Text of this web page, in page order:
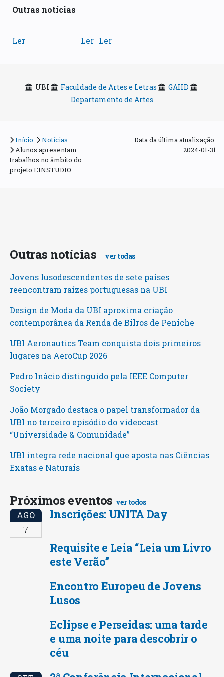
Outras notícias
Ler Ler Ler
UBI Faculdade de Artes e Letras
GAIID
Departamento de Artes
Início
Notícias
Alunos apresentam
trabalhos no âmbito do
projeto EINSTUDIO
Data da última atualização:
2024-01-31
Outras notícias ver todas
Jovens lusodescendentes de sete países
reencontram raízes portuguesas na UBI
Design de Moda da UBI aproxima criação
contemporânea da Renda de Bilros de Peniche
UBI Aeronautics Team conquista dois primeiros
lugares na AeroCup 2026
Pedro Inácio distinguido pela IEEE Computer
Society
João Morgado destaca o papel transformador da
UBI no terceiro episódio do videocast
“Universidade & Comunidade”
UBI integra rede nacional que aposta nas Ciências
Exatas e Naturais
Próximos eventos ver todos
AGO
7
Inscrições: UNITA Day
Requisite e Leia “Leia um Livro
este Verão”
Encontro Europeu de Jovens
Lusos
Eclipse e Perseidas: uma tarde
e uma noite para descobrir o
céu